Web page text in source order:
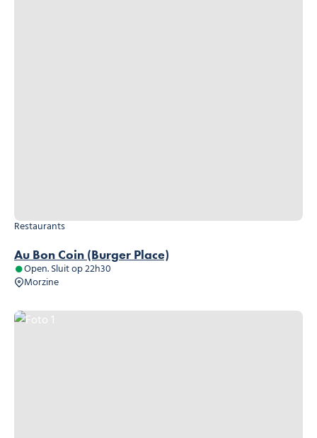
Au Bon Coin (Burger Place)
Restaurants
Open. Sluit op 22h30
Morzine
Foto 1